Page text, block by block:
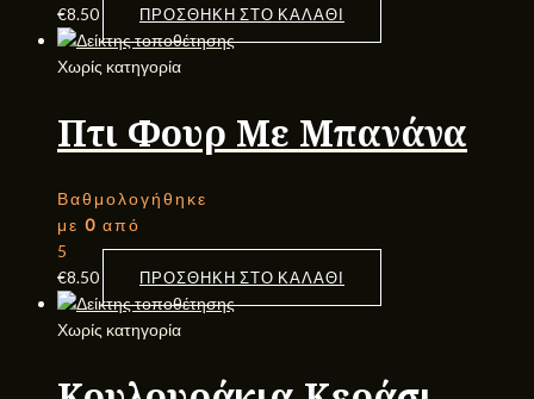
€8.50 ΠΡΟΣΘΉΚΗ ΣΤΟ ΚΑΛΆΘΙ
Χωρίς κατηγορία
Πτι Φουρ Με Μπανάνα
Βαθμολογήθηκε
με 0 από
5
€8.50 ΠΡΟΣΘΉΚΗ ΣΤΟ ΚΑΛΆΘΙ
Χωρίς κατηγορία